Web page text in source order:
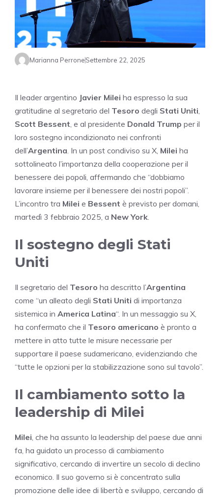
Marianna PerroneSettembre 22, 2025
Il leader argentino Javier Milei ha espresso la sua
gratitudine al segretario del Tesoro degli Stati Uniti,
Scott Bessent, e al presidente Donald Trump per il
loro sostegno incondizionato nei confronti
dell’Argentina. In un post condiviso su X, Milei ha
sottolineato l’importanza della cooperazione per il
benessere dei popoli, affermando che “dobbiamo
lavorare insieme per il benessere dei nostri popoli”.
L’incontro tra Milei e Bessent è previsto per domani,
martedì 3 febbraio 2025, a New York.
Il sostegno degli Stati
Uniti
Il segretario del Tesoro ha descritto l’Argentina
come “un alleato degli Stati Uniti di importanza
sistemica in America Latina“. In un messaggio su X,
ha confermato che il Tesoro americano è pronto a
mettere in atto tutte le misure necessarie per
supportare il paese sudamericano, evidenziando che
“tutte le opzioni per la stabilizzazione sono sul tavolo”.
Il cambiamento sotto la
leadership di Milei
Milei, che ha assunto la leadership del paese due anni
fa, ha guidato un processo di cambiamento
significativo, cercando di invertire un secolo di declino
economico. Il suo governo si è concentrato sulla
promozione delle idee di libertà e sviluppo, cercando di